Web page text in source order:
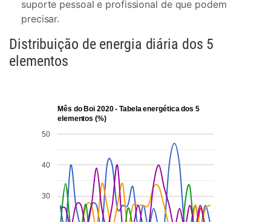
suporte pessoal e profissional de que podem
precisar.
Distribuição de energia diária dos 5
elementos
Mês do Boi 2020 - Tabela energética dos 5
elementos (%)
30
40
50